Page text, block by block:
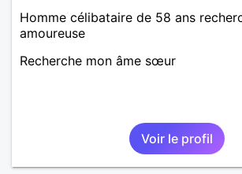
Homme célibataire de 58 ans
amoureuse
Recherche mon âme sœur
Voir le profil